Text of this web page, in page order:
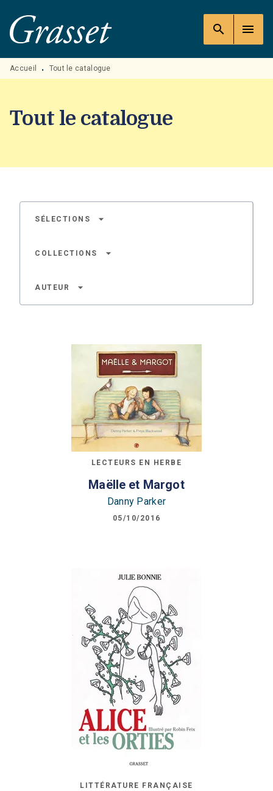
MENU RECHERCHE
PIED DE PAGE
search menu
Accueil • Tout le catalogue
Tout le catalogue
SÉLECTIONS arrow_drop_down
COLLECTIONS arrow_drop_down
AUTEUR arrow_drop_down
LECTEURS EN HERBE
Maëlle et Margot
Danny Parker
05/10/2016
LITTÉRATURE FRANÇAISE